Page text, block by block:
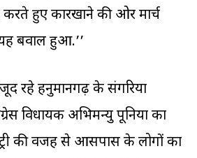
करते हुए कारखाने की ओर मार्च
बवाल हुआ.’’
रहे हनुमानगढ़ के संगरिया
विधायक अभिमन्यु पूनिया का
की वजह से आसपास के लोगों का